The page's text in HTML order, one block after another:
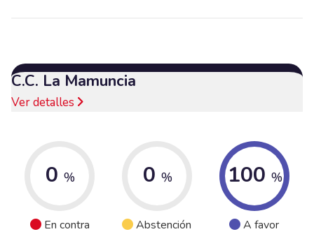
C.C. La Mamuncia
Ver detalles
0 %
En contra
0 %
Abstención
100 %
A favor